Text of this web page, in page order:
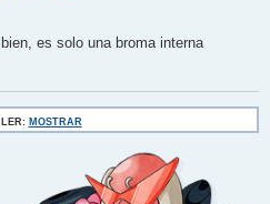
es solo una broma interna
MOSTRAR